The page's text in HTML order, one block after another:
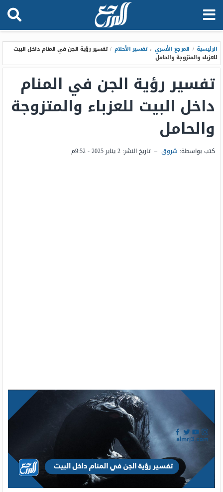
الرئيسية / المرجع الأسري ، تفسير الأحلام / تفسير رؤية الجن في المنام داخل البيت
للعزباء والمتزوجة والحامل
تفسير رؤية الجن في المنام
داخل البيت للعزباء والمتزوجة
والحامل
كتب بواسطة: شروق – تاريخ النشر: 2 يناير 2025 - 9:52م